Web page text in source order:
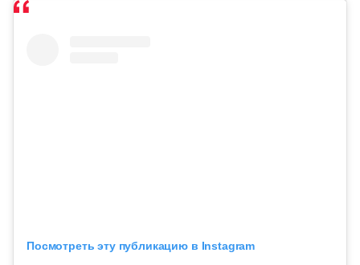
Посмотреть эту публикацию в Instagram